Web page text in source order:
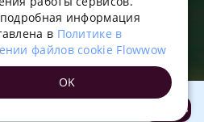
«ФЛАУВАУ»
вн.тер. г. Муниципальный округ
д. 9, помещ. 2/3.
15
технологии
первый заказ!
в приложении!
Открыть
FRENCH
TURKISH
информация
в Политике в
файлов cookie Flowwow
OK